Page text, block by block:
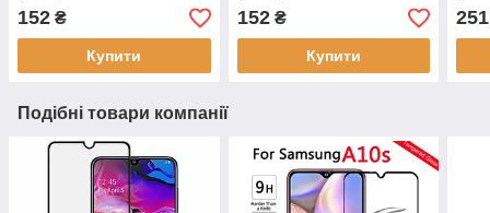
152 ₴
Купити
152₴
Купити
251
Подібні товари компанії